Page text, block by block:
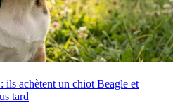
ils achètent un chiot Beagle et
tard